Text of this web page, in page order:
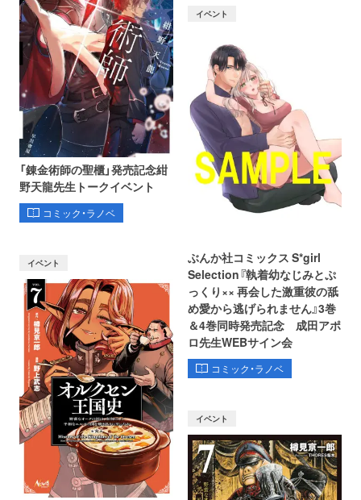
「錬金術師の聖櫃」発売記念紺
野天龍先生トークイベント
コミック・ラノベ
イベント
ぶんか社コミックス S*girl
Selection『執着幼なじみとぷ
っくり×× 再会した激重彼の舐
め愛から逃げられません』3巻
＆4巻同時発売記念 成田アポ
ロ先生WEBサイン会
コミック・ラノベ
イベント
イベント